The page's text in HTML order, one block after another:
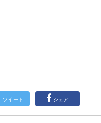
ツイート シェア